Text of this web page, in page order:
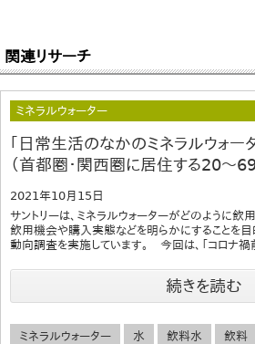
関連リサーチ
ミネラルウォーター
｢日常生活のなかのミネラルウォー
（首都圏・関西圏に居住する20～
2021年10月15日
サントリーは、ミネラルウォーターがどのように飲
飲用機会や購入実態などを明らかにすることを
動向調査を実施しています。 今回は、「コロナ
続きを読む
ミネラルウォーター 水 飲料水 飲料